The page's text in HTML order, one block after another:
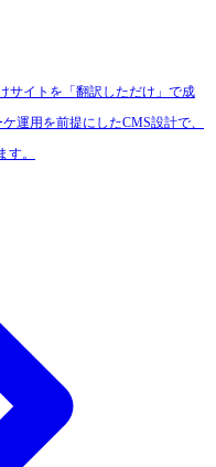
サイトを「翻訳しただけ」で成
運用を前提にしたCMS設計で、
。